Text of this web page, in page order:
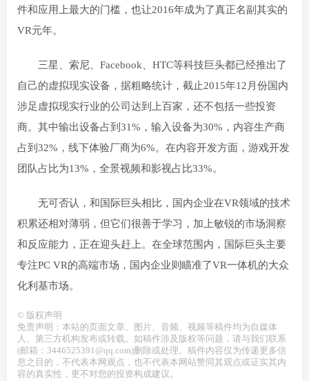
件和应用上最大的门槛，也让2016年成为了真正名副其实的
VR元年。
三星、索尼、Facebook、HTC等科技巨头都已经推出了
自己的虚拟现实设备，据粗略统计，截止2015年12月份国内
涉足虚拟现实行业的公司达到上百家，还不包括一些投资
商。其中输出设备占到31%，输入设备为30%，内容生产商
占到32%，线下体验厂商为6%。在内容开发方面，游戏开发
团队占比为13%，全景视频和影视占比33%。
无可否认，和国际巨头相比，国内企业在VR领域的技术
积累还相对薄弱，但它们很善于学习，加上敏锐的市场洞察
和反应能力，正在迎头赶上。在全球范围内，国际巨头主要
专注PC VR的高端市场，国内企业则瞄准了VR一体机的大众
化利基市场。
© 版权声明
免责声明：本站的页面文章、图片、音频、视频等稿件均为自媒体
人、第三方机构发布或转载。如稿件涉及版权等问题，请与我们联系
(邮箱：3446525391@qq.com)删除或处理。稿件内容仅为传递更多信
息之目的，不代表本网观点，也不代表本网站赞同其观点或证实其内
容的真实性，更不对您的投资构成建议。